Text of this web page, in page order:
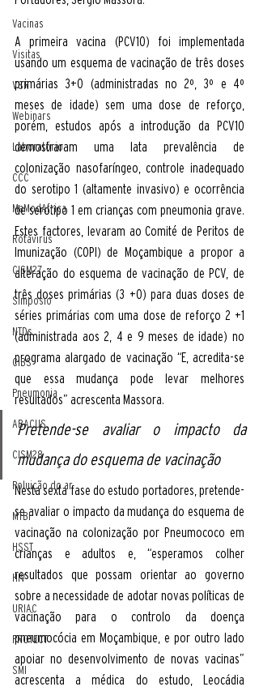
Vacinas
Visitas
VSR
Webinars
Laboratório
CCC
MaModAfrica
Rotavirus
CISM27
Simposio
NTDs
CIBS
Pneumonia
ABACUS
CISM28
Poluição do ar
MTBI
HSST
HIV
URIAC
PROTECT
SMI
A primeira vacina (PCV10) foi implementada
usando um esquema de vacinação de três doses
primárias 3+0 (administradas no 2º, 3º e 4º
meses de idade) sem uma dose de reforço,
porém, estudos após a introdução da PCV10
demostraram uma lata prevalência de
colonização nasofaríngeo, controle inadequado
do serotipo 1 (altamente invasivo) e ocorrência
de serotipo 1 em crianças com pneumonia grave.
Estes factores, levaram ao Comité de Peritos de
Imunização (COPI) de Moçambique a propor a
alteração do esquema de vacinação de PCV, de
três doses primárias (3 +0) para duas doses de
séries primárias com uma dose de reforço 2 +1
(administrada aos 2, 4 e 9 meses de idade) no
programa alargado de vacinação “E, acredita-se
que essa mudança pode levar melhores
resultados” acrescenta Massora.
Pretende-se avaliar o impacto da
mudança do esquema de vacinação
Nesta sexta fase do estudo portadores, pretende-
se avaliar o impacto da mudança do esquema de
vacinação na colonização por Pneumococo em
crianças e adultos e, “esperamos colher
resultados que possam orientar ao governo
sobre a necessidade de adotar novas políticas de
vacinação para o controlo da doença
pneumocócia em Moçambique, e por outro lado
apoiar no desenvolvimento de novas vacinas”
acrescenta a médica do estudo, Leocádia